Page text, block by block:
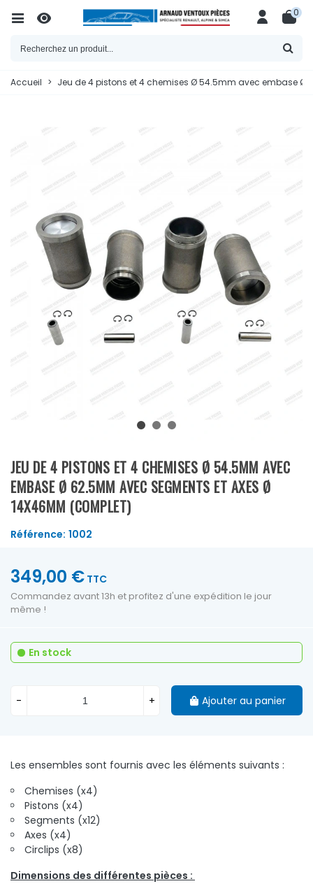
0
Accueil > Jeu de 4 pistons et 4 chemises Ø 54.5mm avec embase
JEU DE 4 PISTONS ET 4 CHEMISES Ø 54.5MM AVEC
EMBASE Ø 62.5MM AVEC SEGMENTS ET AXES Ø
14X46MM (COMPLET)
Référence: 1002
Les ensembles sont fournis avec les éléments suivants :
Chemises (x4)
Pistons (x4)
Segments (x12)
Axes (x4)
Circlips (x8)
Dimensions des différentes pièces :
349,00 € TTC
Commandez avant 13h et profitez d'une expédition le jour
même !
En stock
- + Ajouter au panier